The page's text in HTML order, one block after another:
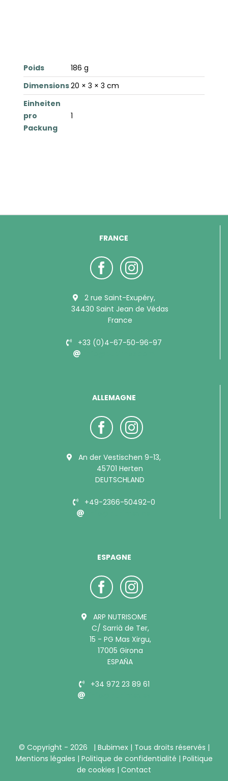
Poids
186 g
Dimensions20 × 3 × 3 cm
Einheiten
pro
Packung
1
FRANCE
2 rue Saint-Exupéry,
34430 Saint Jean de Védas
France
+33 (0)4-67-50-96-97
ALLEMAGNE
An der Vestischen 9-13,
45701 Herten
DEUTSCHLAND
+49-2366-50492-0
ESPAGNE
ARP NUTRISOME
C/ Sarrià de Ter,
15 - PG Mas Xirgu,
17005 Girona
ESPAÑA
+34 972 23 89 61
© Copyright - 2026 | Bubimex | Tous droits réservés |
Mentions légales | Politique de confidentialité | Politique
de cookies | Contact